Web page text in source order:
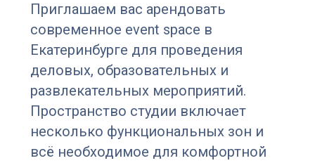
Приглашаем вас арендовать
современное event space в
Екатеринбурге для проведения
деловых, образовательных и
развлекательных мероприятий.
Пространство студии включает
несколько функциональных зон и
всё необходимое для комфортной